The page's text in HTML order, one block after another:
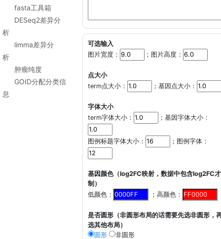
fasta工具箱
DESeq2差异分
析
limma差异分
析
肿瘤纯度
GOID分配分类信
息
可选输入
图片宽度：
；图片高度：
点大小
term点大小：
；基因点大小：
字体大小
term字体大小：
；基因字体大小：
图例标题字体大小： ；图例字体：
基因颜色（log2FC映射，数据中包含log2FC
制）
低颜色：
；高颜色：
是否圆形（非圆形布局的话需要先选非圆形，
选其他布局）
圆形
非圆形